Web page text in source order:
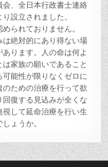
会、全日本行政書士連絡
設立されました。
られておりません。
は絶対的にあり得ない場
ります。人の命は何よ
家族の願いであること
能性が限りなくゼロに
ための治療を行って欲
復する見込みが全くな
して延命治療を行い生
ょうか。